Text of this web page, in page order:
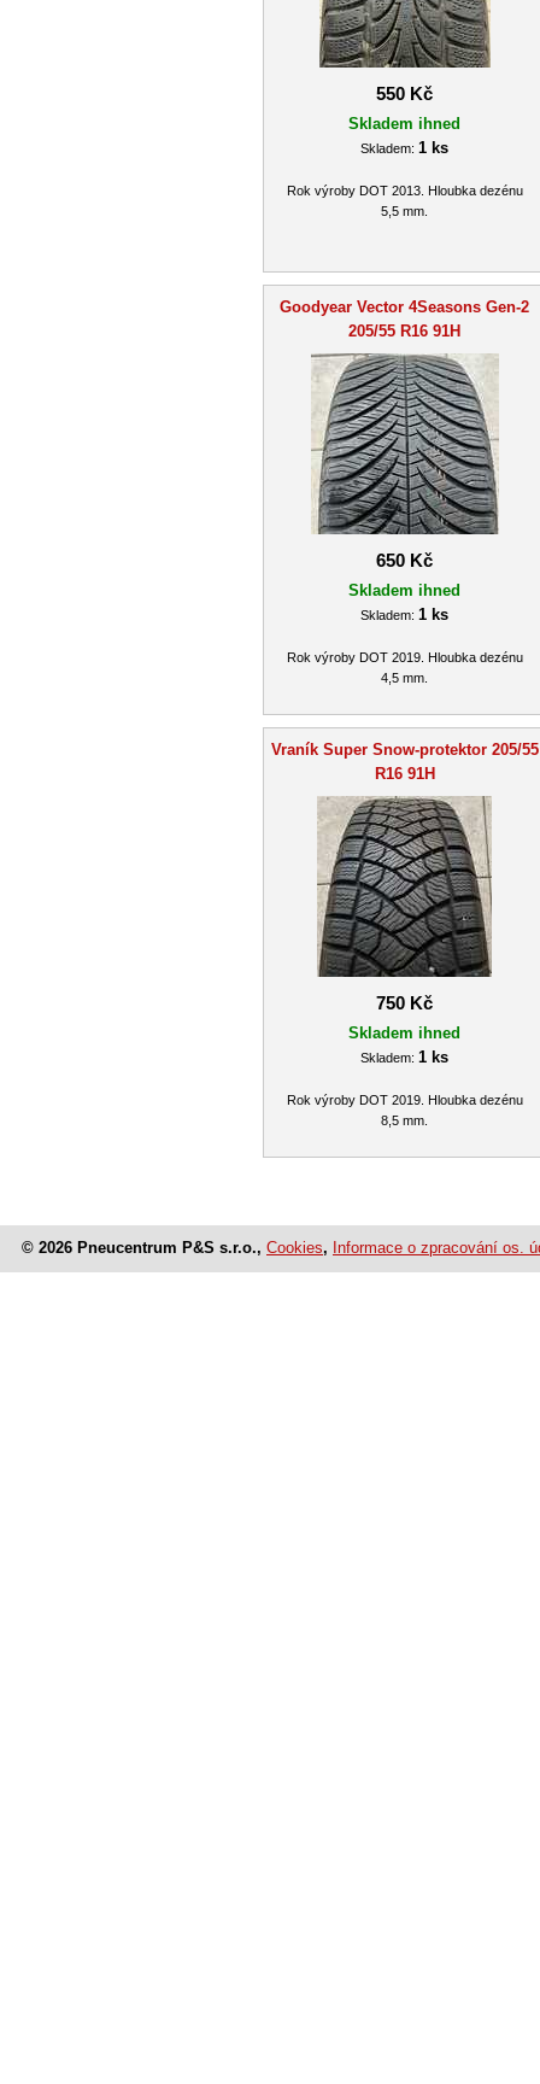
550 Kč
Skladem ihned
Skladem: 1 ks
Rok výroby DOT 2013. Hloubka dezénu
5,5 mm.
Goodyear Vector 4Seasons Gen-2
205/55 R16 91H
650 Kč
Skladem ihned
Skladem: 1 ks
Rok výroby DOT 2019. Hloubka dezénu
4,5 mm.
Vraník Super Snow-protektor 205/55
R16 91H
750 Kč
Skladem ihned
Skladem: 1 ks
Rok výroby DOT 2019. Hloubka dezénu
8,5 mm.
© 2026 Pneucentrum P&S s.r.o., Cookies, Informace o zpracování os.